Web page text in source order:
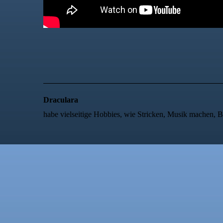
Draculara
habe vielseitige Hobbies, wie Stricken, Musik machen,